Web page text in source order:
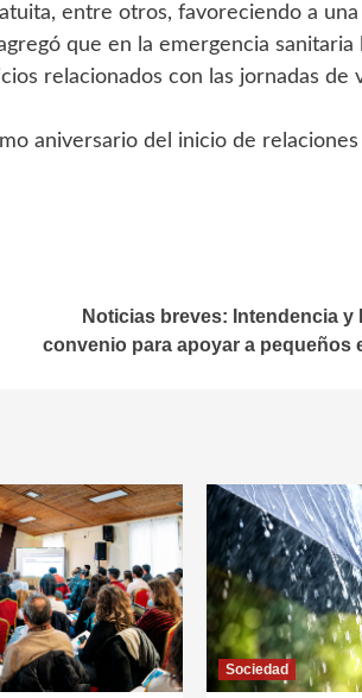
entre otros, favoreciendo a
que en la emergencia sanitaria
relacionados con las jornadas de
aniversario del inicio de
Noticias breves: Intendencia y
convenio para apoyar a pequeños
Sociedad